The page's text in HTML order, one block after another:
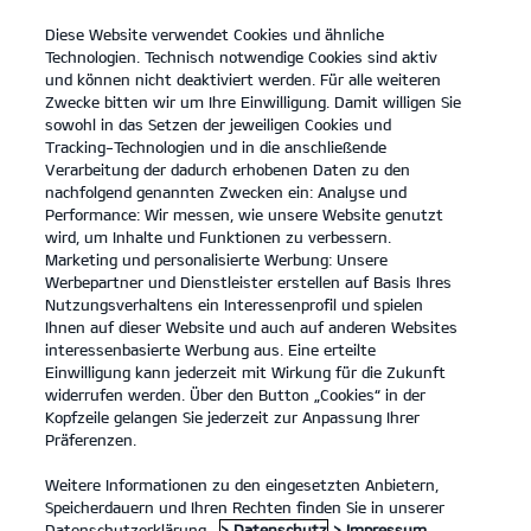
open
menu
KONTAKT
Der Kia EV9
... ... DER KIA EV9
Der vollelektrische Kia
EV9.
Entdecke eine Welt voller
Möglichkeiten.
Diese Website verwendet Cookies und ähnliche
Technologien. Technisch notwendige Cookies sind aktiv
und können nicht deaktiviert werden. Für alle weiteren
Zwecke bitten wir um Ihre Einwilligung. Damit willigen Sie
sowohl in das Setzen der jeweiligen Cookies und
Tracking-Technologien und in die anschließende
Verarbeitung der dadurch erhobenen Daten zu den
nachfolgend genannten Zwecken ein: Analyse und
Performance: Wir messen, wie unsere Website genutzt
wird, um Inhalte und Funktionen zu verbessern.
Marketing und personalisierte Werbung: Unsere
Werbepartner und Dienstleister erstellen auf Basis Ihres
Nutzungsverhaltens ein Interessenprofil und spielen
Ihnen auf dieser Website und auch auf anderen Websites
interessenbasierte Werbung aus. Eine erteilte
Einwilligung kann jederzeit mit Wirkung für die Zukunft
widerrufen werden. Über den Button „Cookies“ in der
Kopfzeile gelangen Sie jederzeit zur Anpassung Ihrer
Präferenzen.
Weitere Informationen zu den eingesetzten Anbietern,
Speicherdauern und Ihren Rechten finden Sie in unserer